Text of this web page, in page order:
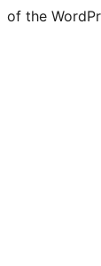
of the